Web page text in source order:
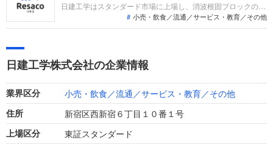
日建工学はスタンダード市場に上場し、消波根固ブロックの製
造用型枠の貸与や、コンクリート二次製品の販売を主力とする
企業です。直近の業績では、護岸ブロックなどの出荷量が大き
小売・飲食／流通／サービス・教育／その他
日建工学株式会社の企業情報
業界区分 小売・飲食／流通／サービス・教育／その他
住所 新宿区西新宿６丁目１０番１号
上場区分 東証スタンダード